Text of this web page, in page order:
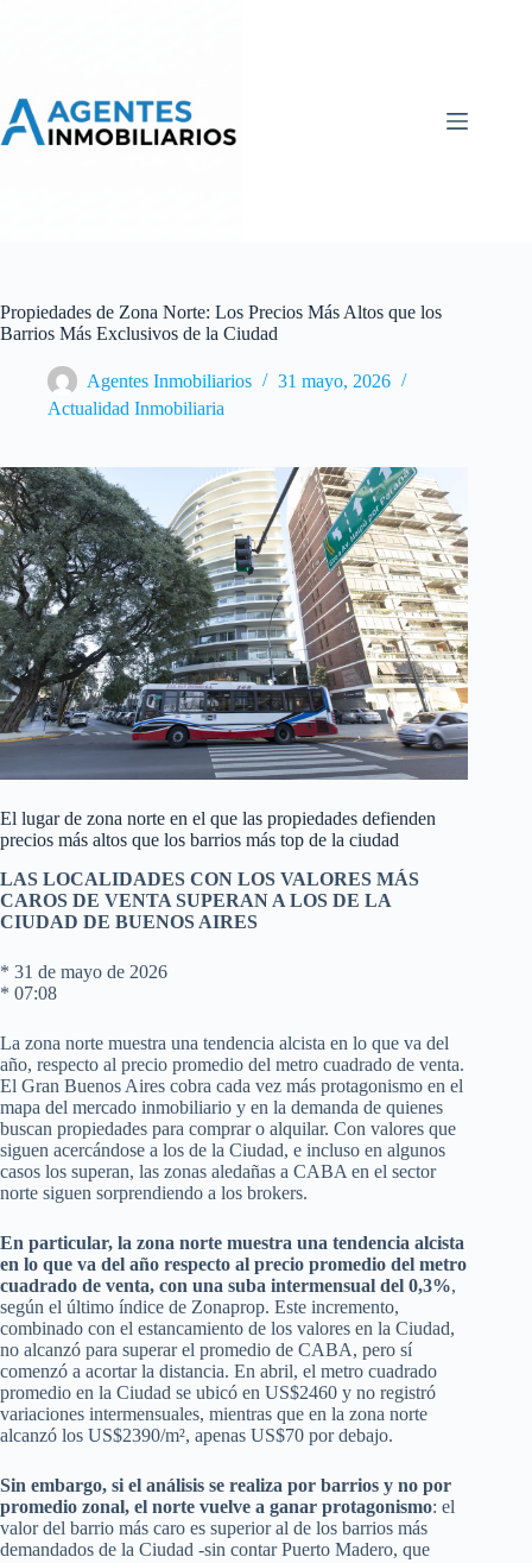
Propiedades de Zona Norte: Los Precios Más Altos que los
Barrios Más Exclusivos de la Ciudad
Agentes Inmobiliarios
31 mayo, 2026
Actualidad Inmobiliaria
El lugar de zona norte en el que las propiedades defienden
precios más altos que los barrios más top de la ciudad
LAS LOCALIDADES CON LOS VALORES MÁS
CAROS DE VENTA SUPERAN A LOS DE LA
CIUDAD DE BUENOS AIRES
* 31 de mayo de 2026
* 07:08
La zona norte muestra una tendencia alcista en lo que va del
año, respecto al precio promedio del metro cuadrado de venta.
El Gran Buenos Aires cobra cada vez más protagonismo en el
mapa del mercado inmobiliario y en la demanda de quienes
buscan propiedades para comprar o alquilar. Con valores que
siguen acercándose a los de la Ciudad, e incluso en algunos
casos los superan, las zonas aledañas a CABA en el sector
norte siguen sorprendiendo a los brokers.
En particular, la zona norte muestra una tendencia alcista
en lo que va del año respecto al precio promedio del metro
cuadrado de venta, con una suba intermensual del 0,3%,
según el último índice de Zonaprop. Este incremento,
combinado con el estancamiento de los valores en la Ciudad,
no alcanzó para superar el promedio de CABA, pero sí
comenzó a acortar la distancia. En abril, el metro cuadrado
promedio en la Ciudad se ubicó en US$2460 y no registró
variaciones intermensuales, mientras que en la zona norte
alcanzó los US$2390/m², apenas US$70 por debajo.
Sin embargo, si el análisis se realiza por barrios y no por
promedio zonal, el norte vuelve a ganar protagonismo: el
valor del barrio más caro es superior al de los barrios más
demandados de la Ciudad -sin contar Puerto Madero, que